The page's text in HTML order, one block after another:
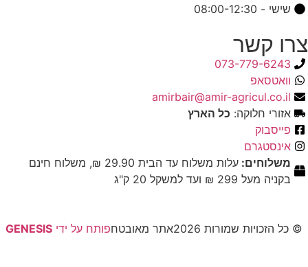
שישי - 08:00-12:30
צרו קשר
073-779-6243
וואטסאפ
amirbair@amir-agricul.co.il
אזורי חלוקה: כל הארץ
פייסבוק
אינסטגרם
משלוחים:
עלות משלוח עד הבית 29.90 ₪, משלוח חינם
בקניה מעל 299 ₪ ועד למשקל 20 ק"ג
© כל הזכויות שמורות 2026 אתר מאובטחפותח על ידי GENESIS